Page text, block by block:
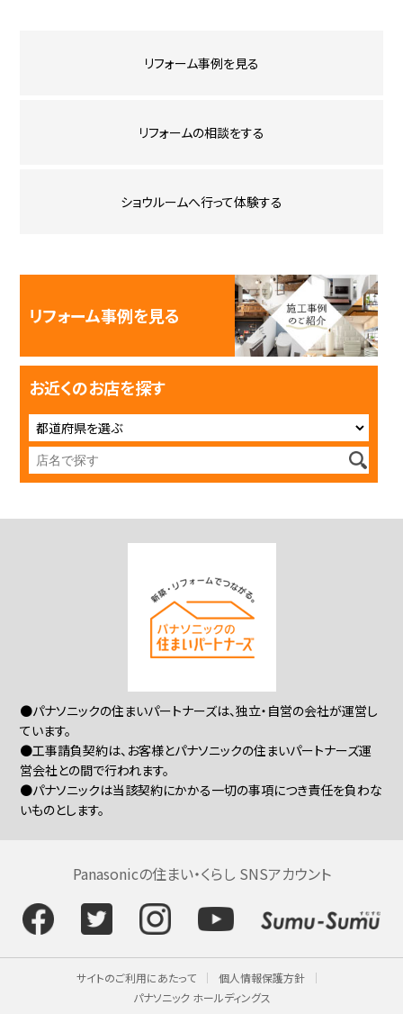
リフォーム事例を見る
リフォームの相談をする
ショウルームへ行って体験する
リフォーム事例を見る
お近くのお店を探す
●パナソニックの住まいパートナーズは、独立・自営の会社が運営し
ています。
●工事請負契約は、お客様とパナソニックの住まいパートナーズ運
営会社との間で行われます。
●パナソニックは当該契約にかかる一切の事項につき責任を負わな
いものとします。
Panasonicの住まい・くらし SNSアカウント
サイトのご利用にあたって
個人情報保護方針
パナソニック ホールディングス